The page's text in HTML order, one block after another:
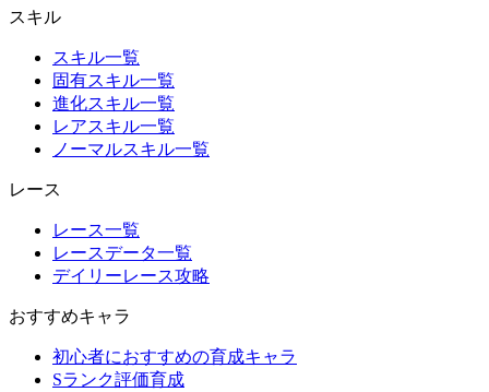
スキル
スキル一覧
固有スキル一覧
進化スキル一覧
レアスキル一覧
ノーマルスキル一覧
レース
レース一覧
レースデータ一覧
デイリーレース攻略
おすすめキャラ
初心者におすすめの育成キャラ
Sランク評価育成